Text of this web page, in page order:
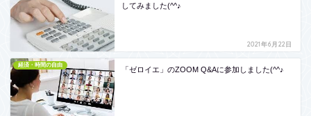
してみました(^^♪
2021年6月22日
経済・時間の自由
「ゼロイエ」のZOOM Q&Aに参加しました(^^♪